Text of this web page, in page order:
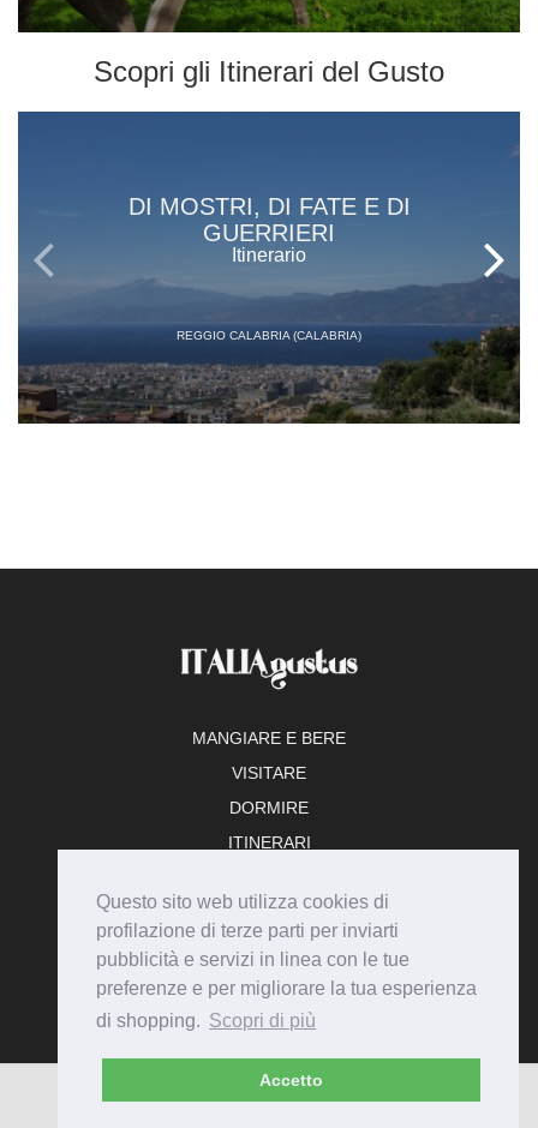
Questo sito web utilizza cookies di
profilazione di terze parti per inviarti
pubblicità e servizi in linea con le tue
preferenze e per migliorare la tua esperienza
di shopping. Scopri di più
Accetto
Scopri gli Itinerari del Gusto
DI MOSTRI, DI FATE E DI
GUERRIERI
Itinerario
REGGIO CALABRIA (CALABRIA)
MANGIARE E BERE
VISITARE
DORMIRE
ITINERARI
ADERISCI
© Italiagustus 2026 - Tutti i diritti riservati.